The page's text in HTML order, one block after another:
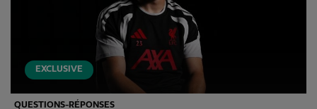
EXCLUSIVE
QUESTIONS-RÉPONSES